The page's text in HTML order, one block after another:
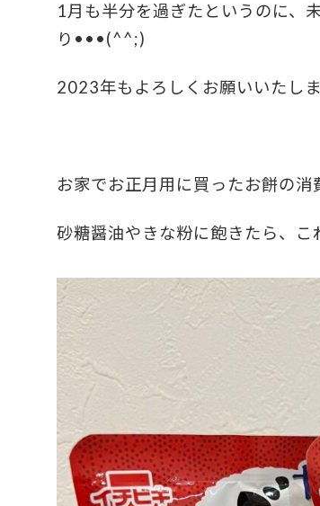
1月も半分を過ぎたというのに、
り •••(^^;)
2023年もよろしくお願いいたしま
お家でお正月用に買ったお餅の消
砂糖醤油やきな粉に飽きたら、こ